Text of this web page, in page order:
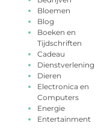
Bloemen
Blog
Boeken en
Tijdschriften
Cadeau
Dienstverlening
Dieren
Electronica en
Computers
Energie
Entertainment